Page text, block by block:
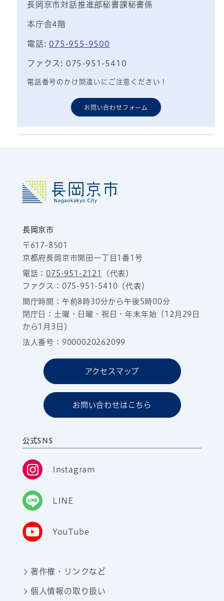
長岡京市対話推進部秘書課秘書係
本庁舎4階
電話: 075-955-9500
ファクス: 075-951-5410
電話番号のかけ間違いにご注意ください！
お問い合わせフォーム
長岡京市
〒617-8501
京都府長岡京市開田一丁目1番1号
電話：075-951-2121
（代表）
ファクス：075-951-5410（代表）
開庁時間：午前8時30分から午後5時00分
閉庁日：土曜・日曜・祝日・年末年始（12月29日
から1月3日）
法人番号：9000020262099
アクセスマップ
お問い合わせはこちら
公式SNS
Instagram
LINE
YouTube
著作権・リンクなど
個人情報の取り扱い